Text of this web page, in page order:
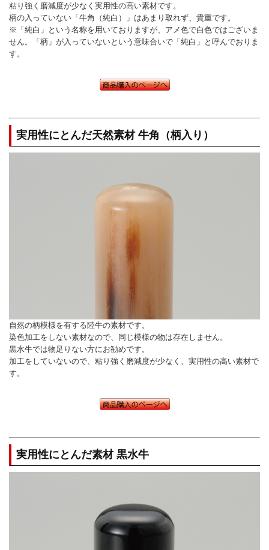
粘り強く磨減度が少なく実用性の高い素材です。
柄の入っていない「牛角（純白）」はあまり取れず、貴重です。
※「純白」という名称を用いておりますが、アメ色で白色ではございま
せん。「柄」が入っていないという意味合いで「純白」と呼んでおりま
す。
実用性にとんだ天然素材 牛角（柄入り）
自然の柄模様を有する陸牛の素材です。
染色加工をしない素材なので、同じ模様の物は存在しません。
黒水牛では物足りない方にお勧めです。
加工をしていないので、粘り強く磨減度が少なく、実用性の高い素材で
す。
実用性にとんだ素材 黒水牛